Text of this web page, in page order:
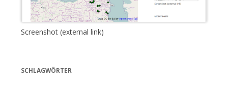
Screenshot (external link)
SCHLAGWÖRTER